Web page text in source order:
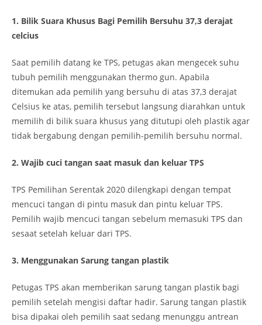
1. Bilik Suara Khusus Bagi Pemilih Bersuhu 37,3 derajat
celcius
Saat pemilih datang ke TPS, petugas akan mengecek suhu
tubuh pemilih menggunakan thermo gun. Apabila
ditemukan ada pemilih yang bersuhu di atas 37,3 derajat
Celsius ke atas, pemilih tersebut langsung diarahkan untuk
memilih di bilik suara khusus yang ditutupi oleh plastik agar
tidak bergabung dengan pemilih-pemilih bersuhu normal.
2. Wajib cuci tangan saat masuk dan keluar TPS
TPS Pemilihan Serentak 2020 dilengkapi dengan tempat
mencuci tangan di pintu masuk dan pintu keluar TPS.
Pemilih wajib mencuci tangan sebelum memasuki TPS dan
sesaat setelah keluar dari TPS.
3. Menggunakan Sarung tangan plastik
Petugas TPS akan memberikan sarung tangan plastik bagi
pemilih setelah mengisi daftar hadir. Sarung tangan plastik
bisa dipakai oleh pemilih saat sedang menunggu antrean